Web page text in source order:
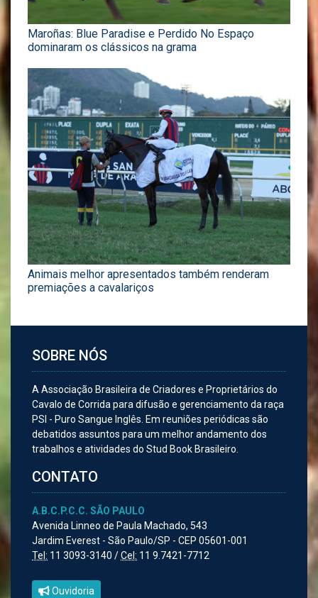
Maroñas: Blue Paradise e Perdido No Espaço
dominaram os clássicos na grama
Animais melhor apresentados também renderam
premiações a cavalariços
SOBRE NÓS
A Associação Brasileira de Criadores e Proprietários do
Cavalo de Corrida para difusão e gerenciamento da raça
PSI - Puro Sangue Inglês. Em reuniões periódicas são
debatidos assuntos para um melhor andamento dos
trabalhos e atividades do Stud Book Brasileiro.
CONTATO
A.B.C.P.C.C. SÃO PAULO
Avenida Linneo de Paula Machado, 543
Jardim Everest - São Paulo/SP - CEP 05601-001
Tel: 11 3093-3140 /Cel: 11 9.7421-7712
Ouvidoria